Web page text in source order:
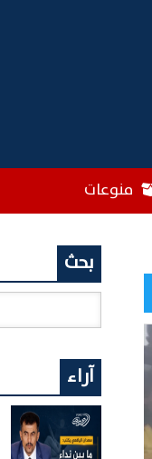
منوعات
بحث
آراء